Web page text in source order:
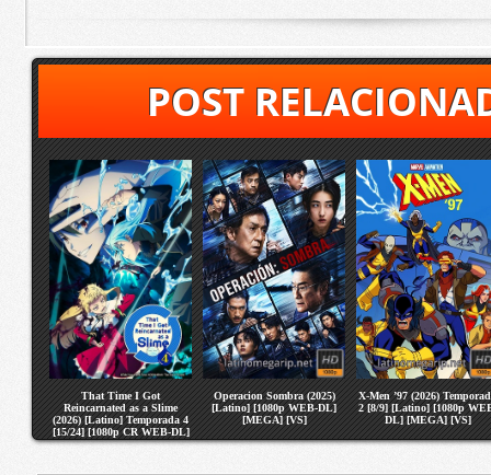
POST
That Time I Got
Reincarnated as a Slime
(2026) [Latino] Temporada 4
[15/24] [1080p CR WEB-DL]
[MEGA] [VS]
Operacion Sombra (2025)
[Latino] [1080p WEB-DL]
[MEGA] [VS]
X-Men ’97 (2026)
2 [8/9] [Latino] [1080p
DL] [MEGA] [VS]